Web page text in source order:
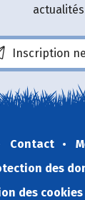
Inscription
Contact
des
des cookies